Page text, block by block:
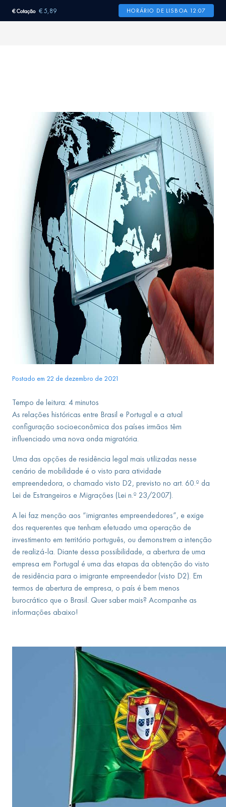
€ Cotação € 5,89 HORÁRIO DE LISBOA 12:07
Postado em 22 de dezembro de 2021
Tempo de leitura: 4 minutos
As relações históricas entre Brasil e Portugal e a atual
configuração socioeconômica dos países irmãos têm
influenciado uma nova onda migratória.
Uma das opções de residência legal mais utilizadas nesse
cenário de mobilidade é o visto para atividade
empreendedora, o chamado visto D2, previsto no art. 60.º da
Lei de Estrangeiros e Migrações (Lei n.º 23/2007).
A lei faz menção aos “imigrantes empreendedores”, e exige
dos requerentes que tenham efetuado uma operação de
investimento em território português, ou demonstrem a intenção
de realizá-la. Diante dessa possibilidade, a abertura de uma
empresa em Portugal é uma das etapas da obtenção do visto
de residência para o imigrante empreendedor (visto D2). Em
termos de abertura de empresa, o país é bem menos
burocrático que o Brasil. Quer saber mais? Acompanhe as
informações abaixo!